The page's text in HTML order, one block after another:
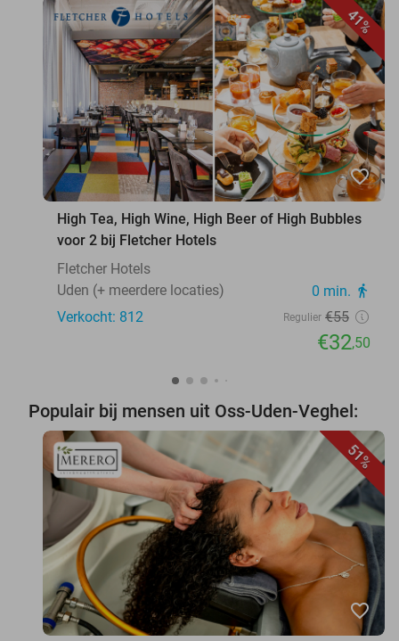
41%
favorite_border
High Tea, High Wine, High Beer of High Bubbles
voor 2 bij Fletcher Hotels
Fletcher Hotels
Uden (+ meerdere locaties)
0 min. directions_walk
Verkocht: 812 Regulier €55
€32,50
Populair bij mensen uit Oss-Uden-Veghel:
51%
favorite_border